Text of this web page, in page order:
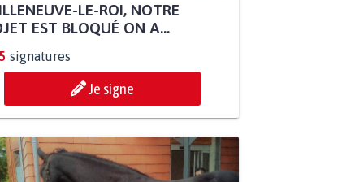
LE-ROI, NOTRE
EST BLOQUÉ ON A...
signatures
Je signe